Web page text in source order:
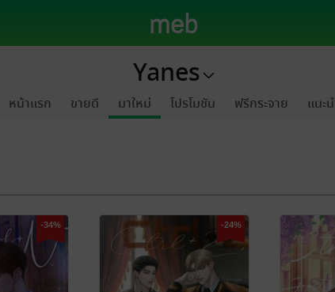
Yanes
หน้าแรก ขายดี มาใหม่ โปรโมชัน ฟรีกระจาย แนะ
-34% -24%